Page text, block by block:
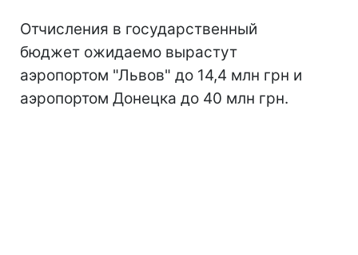
Отчисления в государственный
бюджет ожидаемо вырастут
аэропортом "Львов" до 14,4 млн грн и
аэропортом Донецка до 40 млн грн.